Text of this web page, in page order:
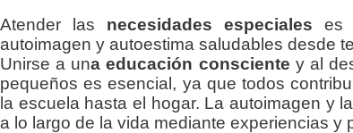
Atender las necesidades especiales es
autoimagen y autoestima saludables desde
Unirse a una educación consciente y al
pequeños es esencial, ya que todos
la escuela hasta el hogar. La autoimagen y
a lo largo de la vida mediante experiencias y